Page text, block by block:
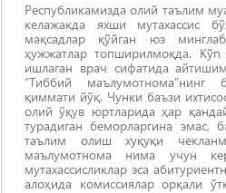
Республикамизда олий таълим
келажакда яхши мутахассис
мақсадлар қўйган юз
ҳужжатлар топширилмоқда. Кўп
ишлаган врач сифатида
“Тиббий
қиммати йўқ. Чунки баъзи
олий ўқув юртларида ҳар
турадиган беморларгина эмас,
таълим олиш хуқуқи
маълумотнома нима учун
мутахассисликлар эса
алоҳида комиссиялар орқали